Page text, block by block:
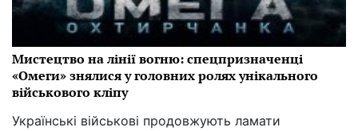
Мистецтво на лінії вогню: спецпризначенці
«Омеги» знялися у головних ролях унікального
військового кліпу
Українські військові продовжують ламати